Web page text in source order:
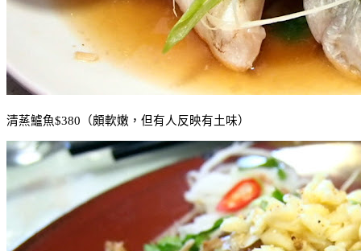
清蒸鱸魚$380 （頗軟嫩，但有人反映有土味）